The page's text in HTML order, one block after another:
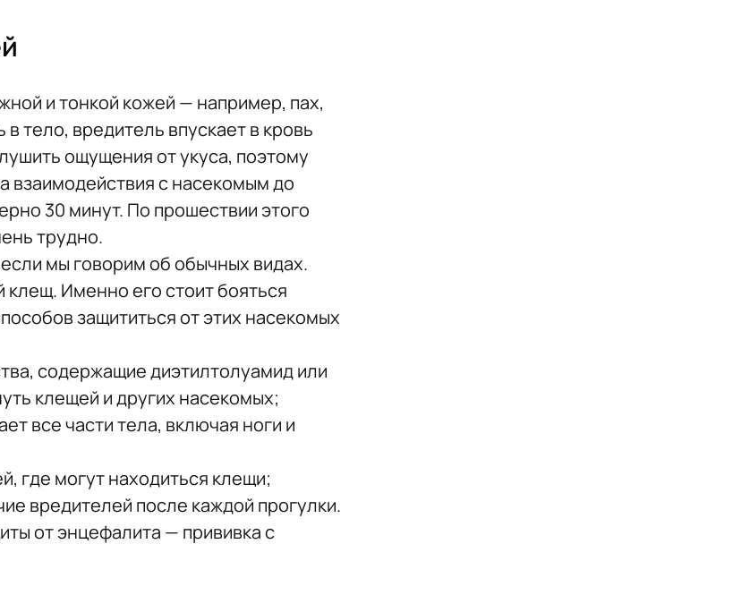
и тонкой кожей — например, пах,
тело, вредитель впускает в кровь
ощущения от укуса, поэтому
взаимодействия с насекомым до
30 минут. По прошествии этого
трудно.
мы говорим об обычных видах.
Именно его стоит бояться
защититься от этих насекомых
содержащие диэтилтолуамид или
клещей и других насекомых;
все части тела, включая ноги и
где могут находиться клещи;
вредителей после каждой прогулки.
от энцефалита — прививка с